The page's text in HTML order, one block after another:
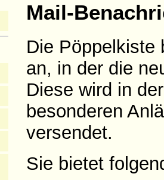
Mail-
Die Pöppelkiste
an, in der die
Diese wird in
besonderen
versendet.
Sie bietet